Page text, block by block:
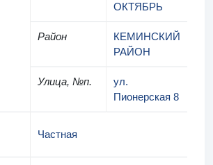
ОКТЯБРЬ
Район
КЕМИНСКИЙ
РАЙОН
Улица, №п.
ул.
Пионерская 8
Частная